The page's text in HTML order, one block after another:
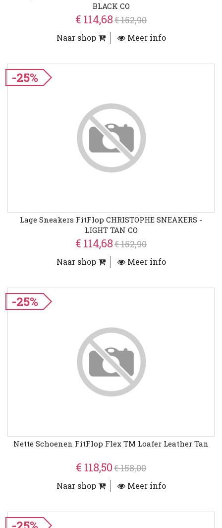
BLACK CO
€ 114,68€ 152,90
Naar shop Meer info
-25%
Lage Sneakers FitFlop CHRISTOPHE SNEAKERS -
LIGHT TAN CO
€ 114,68€ 152,90
Naar shop Meer info
-25%
Nette Schoenen FitFlop Flex TM Loafer Leather Tan
€ 118,50€ 158,00
Naar shop Meer info